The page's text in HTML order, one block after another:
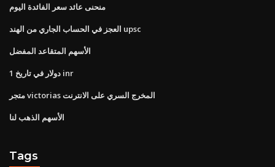
منحنى عائد سعر الفائدة اليوم
العجز في الحساب الجاري من الهند upsc
الأسهم المتقاعد المفضل
1 دولار في تاريخ inr
متجر victorias المخرج السري على الانترنت
الأسهم الذهب لنا
Tags